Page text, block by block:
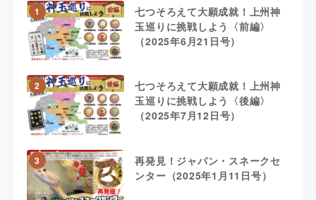
1
七つそろえて大願成就！上州神
玉巡りに挑戦しよう〈前編〉
（2025年6月21日号）
2
七つそろえて大願成就！上州神
玉巡りに挑戦しよう〈後編〉
（2025年7月12日号）
3
再発見！ジャパン・スネークセ
ンター（2025年1月11日号）